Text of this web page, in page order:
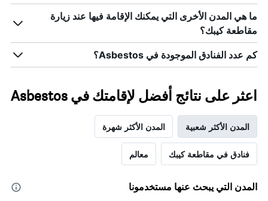
ما هي المدن الأخرى التي يمكنك الإقامة فيها عند زيارة
مقاطعة كيبك؟
كم عدد الفنادق الموجودة في Asbestos؟
اعثر على نتائج أفضل لإقامتك في Asbestos
المدن الأكثر شعبية المدن الأكثر شهرة
فنادق في مقاطعة كيبك معالم
المدن التي يبحث عنها مستخدمونا